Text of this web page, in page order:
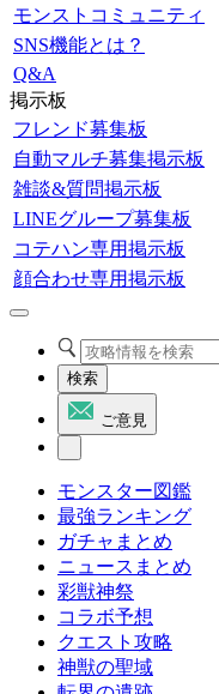
モンストコミュニティ
SNS機能とは？
Q&A
掲示板
フレンド募集板
自動マルチ募集掲示板
雑談&質問掲示板
LINEグループ募集板
コテハン専用掲示板
顔合わせ専用掲示板
検索
ご意見
モンスター図鑑
最強ランキング
ガチャまとめ
ニュースまとめ
彩獣神祭
コラボ予想
クエスト攻略
神獣の聖域